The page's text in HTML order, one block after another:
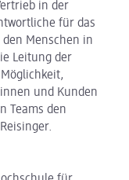
in der
für das
Menschen in
Leitung der
und Kunden
Teams den